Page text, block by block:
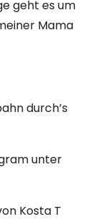
geht es um
Mama
durch’s
unter
Kosta T